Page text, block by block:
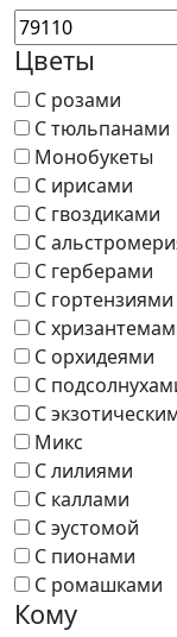
Цветы
С розами
С тюльпанами
Монобукеты
С ирисами
С гвоздиками
С
С герберами
С гортензиями
С
С орхидеями
С
С
Микс
С лилиями
С каллами
С эустомой
С пионами
С ромашками
Кому